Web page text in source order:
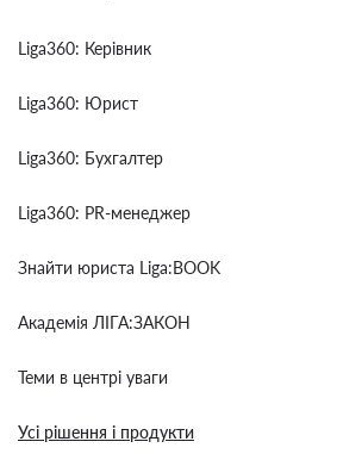
Liga360: Керівник
Liga360: Юрист
Liga360: Бухгалтер
Liga360: PR-менеджер
Знайти юриста Liga:BOOK
Академія ЛІГА:ЗАКОН
Теми в центрі уваги
Усі рішення і продукти